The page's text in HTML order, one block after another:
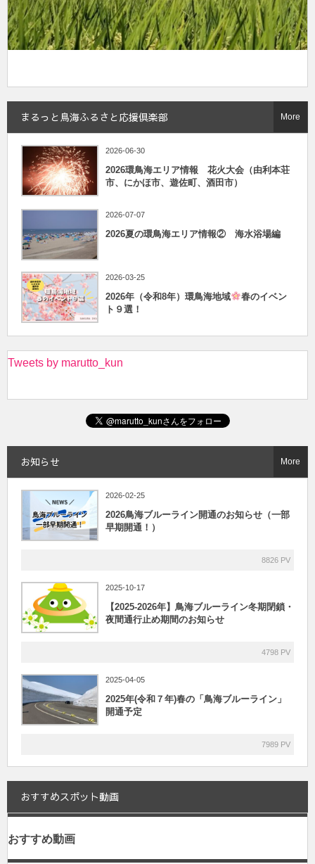
まるっと鳥海ふるさと応援倶楽部
2026-06-30
2026環鳥海エリア情報 花火大会（由利本荘
市、にかほ市、遊佐町、酒田市）
2026-07-07
2026夏の環鳥海エリア情報② 海水浴場編
2026-03-25
2026年（令和8年）環鳥海地域
春のイベン
ト９選！
More
Tweets by marutto_kun
お知らせ
2026-02-25
2026鳥海ブルーライン開通のお知らせ（一部
早期開通！）
8826 PV
2025-10-17
【2025-2026年】鳥海ブルーライン冬期閉鎖・
夜間通行止め期間のお知らせ
4798 PV
2025-04-05
2025年(令和７年)春の「鳥海ブルーライン」
開通予定
7989 PV
More
おすすめスポット動画
おすすめ動画